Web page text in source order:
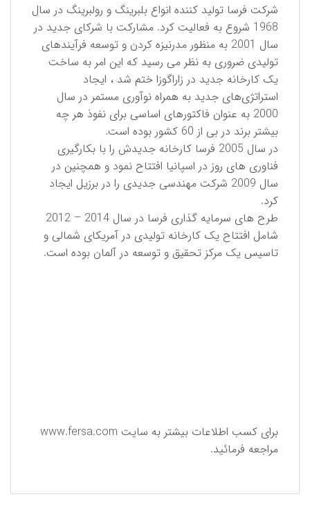
شرکت فرسا تولید کننده انواع بلبرینگ و رولبرینگ در سال
1968 شروع به فعالیت کرد. مشارکت با شرکای جدید در
سال 2001 به منظور مدرنیزه کردن و توسعه فرآیندهای
تولیدی ضروری به نظر می رسید که این امر به ساخت
یک کارخانه جدید در زاراگوزا ختم شد ، ایجاد
استراتژی‌های جدید به همراه نوآوری مستمر در سال
2000 به عنوان فاکتورهای اساسی برای نفوذ هر چه
بیشتر برند در بی از 60 کشور بوده است.
در سال 2005 فرسا کارخانه جدیدش را با بکارگیری
فناوری های روز در اسپانیا افتتاح نمود و همچنین در
سال 2009 شركت مهندسی جدیدی را در برزیل ایجاد
کرد.
طرح های سرمایه گذاری فرسا در سال 2014 – 2012
شامل افتتاح یک کارخانه تولیدی در آمریکای شمالی و
تاسیس یک مرکز تحقیق و توسعه در آلمان بوده است.
برای كسب اطلاعات بیشتر به سایت www.fersa.com
مراجعه فرمائید.